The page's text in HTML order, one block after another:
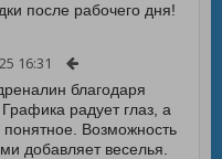
после рабочего дня!
16:31
благодаря
радует глаз, а
Возможность
добавляет веселья.